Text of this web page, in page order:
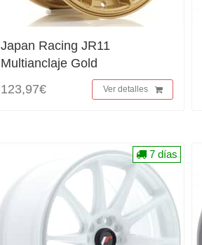
Japan Racing JR11
Multianclaje Gold
123,97€
Ver detalles
7 días